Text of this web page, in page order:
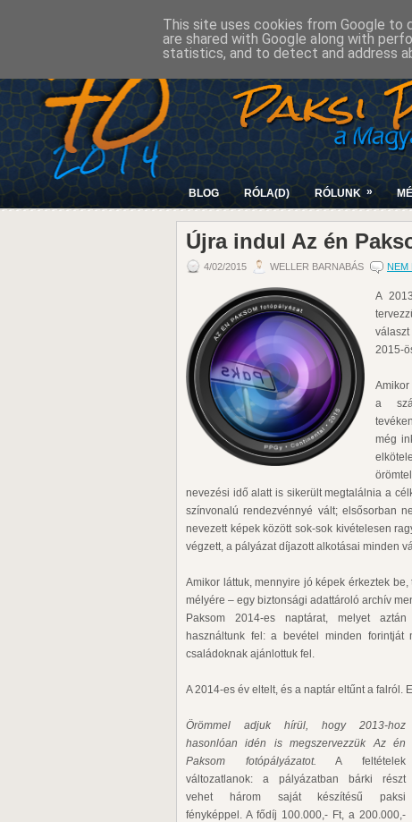
BLOG RÓLA(D) RÓLUNK »
Újra indul Az én
4/02/2015 WELLER BARNABÁS NEM
A
2015-
Amikor
a
még
nevezési idő alatt is sikerült megtalálnia a
színvonalú rendezvénnyé vált; elsősorban
nevezett képek között sok-sok kivételesen
végzett, a pályázat díjazott alkotásai minden
Amikor láttuk, mennyire jó képek érkeztek
mélyére – egy biztonsági adattároló archív
Paksom 2014-es naptárat, melyet aztán
használtunk fel: a bevétel minden forintját
családoknak ajánlottuk fel.
A 2014-es év eltelt, és a naptár eltűnt a falról.
Örömmel adjuk hírül, hogy 2013-hoz
hasonlóan idén is megszervezzük Az én
Paksom fotópályázatot. A feltételek
változatlanok: a pályázatban bárki részt
vehet három saját készítésű paksi
fényképpel. A fődíj 100.000,- Ft, a 200.000,-
This site uses cookies from Google to
are shared with Google along with
statistics, and to detect and address